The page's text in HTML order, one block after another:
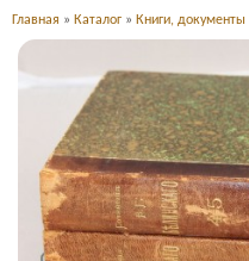
Главная » Каталог » Книги, документы